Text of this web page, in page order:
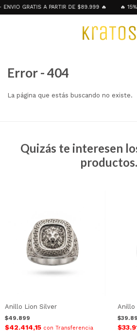
GRATIS A PARTIR DE $89.999 🔥 🔥
Error - 404
La página que estás buscando no existe.
Quizás te interesen
productos.
Anillo Lion Silver
$49.899
$42.414,15 con Transferencia
Anillo